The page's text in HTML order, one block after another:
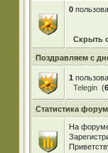
0
Скрыть
Поздравляем с
1
Telegin (
Статистика
На